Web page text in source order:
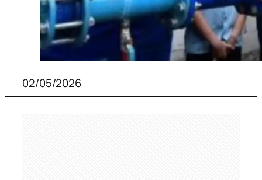
02/05/2026